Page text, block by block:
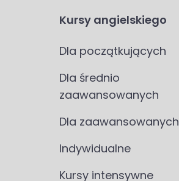
Kursy angielskiego
Dla początkujących
Dla średnio
zaawansowanych
Dla zaawansowanych
Indywidualne
Kursy intensywne